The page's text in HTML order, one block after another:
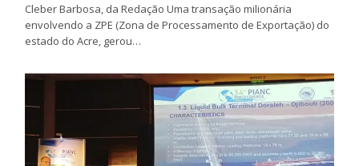
Cleber Barbosa, da Redação Uma transação milionária
envolvendo a ZPE (Zona de Processamento de Exportação) do
estado do Acre, gerou…